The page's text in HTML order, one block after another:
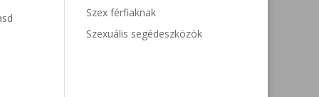
Szex férfiaknak
Szexuális segédeszközök